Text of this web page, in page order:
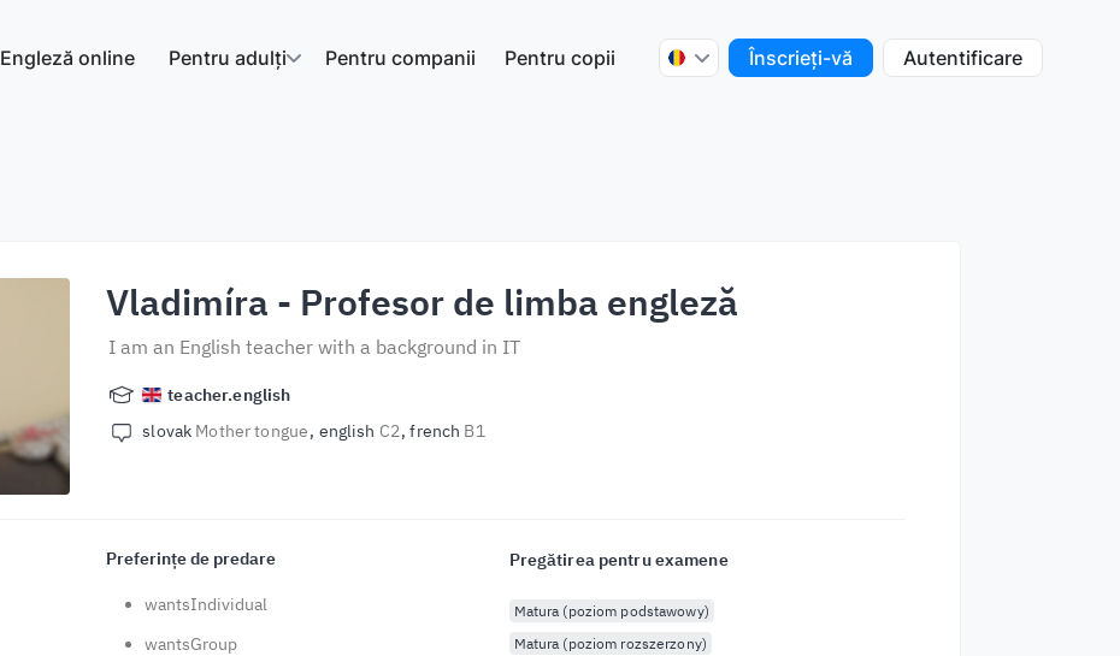
Engleză online Pentru adulți Pentru companii Pentru copii Înscrieți-vă Autentificare
Vladimíra - Profesor de limba engleză
I am an English teacher with a background in IT
teacher.english
slovak Mother tongue english C2 french B1
Preferințe de predare
wantsIndividual
wantsGroup
Pregătirea pentru examene
Matura (poziom podstawowy)
Matura (poziom rozszerzony)